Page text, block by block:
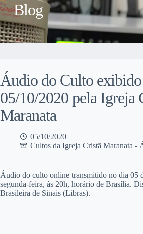
Blog
Áudio do Culto
05/10/2020 pela Igreja
Maranata
05/10/2020
Cultos da Igreja Cristã Maranata -
Áudio do culto online transmitido no dia 05
segunda-feira, às 20h, horário de Brasília.
Brasileira de Sinais (Libras).